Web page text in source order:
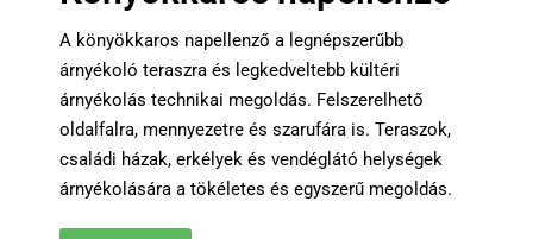
A könyökkaros napellenző a legnépszerűbb
árnyékoló teraszra és legkedveltebb kültéri
árnyékolás technikai megoldás. Felszerelhető
oldalfalra, mennyezetre és szarufára is. Teraszok,
családi házak, erkélyek és vendéglátó helységek
árnyékolására a tökéletes és egyszerű megoldás.